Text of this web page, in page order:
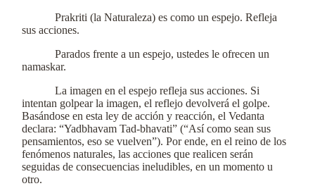
Prakriti (la Naturaleza) es como un espejo. Refleja
sus acciones.
Parados frente a un espejo, ustedes le ofrecen un
namaskar.
La imagen en el espejo refleja sus acciones. Si
intentan golpear la imagen, el reflejo devolverá el golpe.
Basándose en esta ley de acción y reacción, el Vedanta
declara: “Yadbhavam Tad-bhavati” (“Así como sean sus
pensamientos, eso se vuelven”). Por ende, en el reino de los
fenómenos naturales, las acciones que realicen serán
seguidas de consecuencias ineludibles, en un momento u
otro.